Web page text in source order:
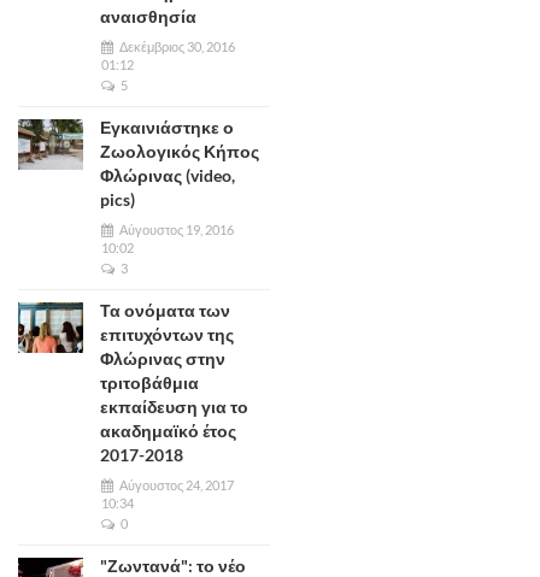
αναισθησία
Δεκέμβριος 30, 2016
01:12
5
Εγκαινιάστηκε ο
Ζωολογικός Κήπος
Φλώρινας (video,
pics)
Αύγουστος 19, 2016
10:02
3
Τα ονόματα των
επιτυχόντων της
Φλώρινας στην
τριτοβάθμια
εκπαίδευση για το
ακαδημαϊκό έτος
2017-2018
Αύγουστος 24, 2017
10:34
0
"Ζωντανά": το νέο